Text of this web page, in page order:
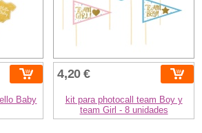
Baby
4,20 €
kit para photocall team Boy y
team Girl - 8 unidades